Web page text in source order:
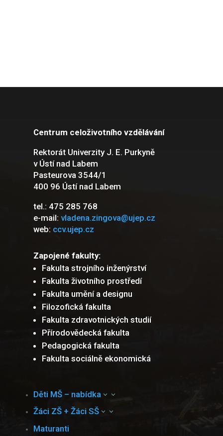
Centrum celoživotního vzdělávání
Rektorát Univerzity J. E. Purkyně
v Ústí nad Labem
Pasteurova 3544/1
400 96 Ústí nad Labem
tel.: 475 285 768
e-mail:vladena.zingova@ujep.cz
web: ccv.ujep.cz
Zapojené fakulty:
Fakulta strojního inženýrství
Fakulta životního prostředí
Fakulta umění a designu
Filozofická fakulta
Fakulta zdravotnických studií
Přírodovědecká fakulta
Pedagogická fakulta
Fakulta sociálně ekonomická
Děti MŠ – nabídka 3
Žáci ZŠ + Žáci SŠ 3
Maturanti